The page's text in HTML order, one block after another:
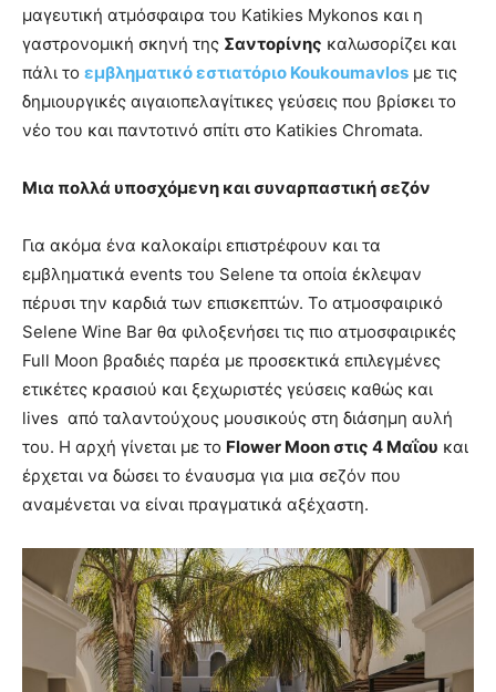
μαγευτική ατμόσφαιρα του Katikies Mykonos και η
γαστρονομική σκηνή της Σαντορίνης καλωσορίζει και
πάλι το εμβληματικό εστιατόριο Koukoumavlos με τις
δημιουργικές αιγαιοπελαγίτικες γεύσεις που βρίσκει το
νέο του και παντοτινό σπίτι στο Katikies Chromata.
Μια πολλά υποσχόμενη και συναρπαστική σεζόν
Για ακόμα ένα καλοκαίρι επιστρέφουν και τα
εμβληματικά events του Selene τα οποία έκλεψαν
πέρυσι την καρδιά των επισκεπτών. Το ατμοσφαιρικό
Selene Wine Bar θα φιλοξενήσει τις πιο ατμοσφαιρικές
Full Moon βραδιές παρέα με προσεκτικά επιλεγμένες
ετικέτες κρασιού και ξεχωριστές γεύσεις καθώς και
lives από ταλαντούχους μουσικούς στη διάσημη αυλή
του. Η αρχή γίνεται με το Flower Moon στις 4 Μαΐου και
έρχεται να δώσει το έναυσμα για μια σεζόν που
αναμένεται να είναι πραγματικά αξέχαστη.